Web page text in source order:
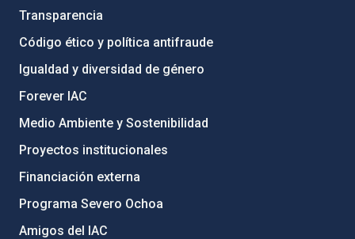
Transparencia
Código ético y política antifraude
Igualdad y diversidad de género
Forever IAC
Medio Ambiente y Sostenibilidad
Proyectos institucionales
Financiación externa
Programa Severo Ochoa
Amigos del IAC